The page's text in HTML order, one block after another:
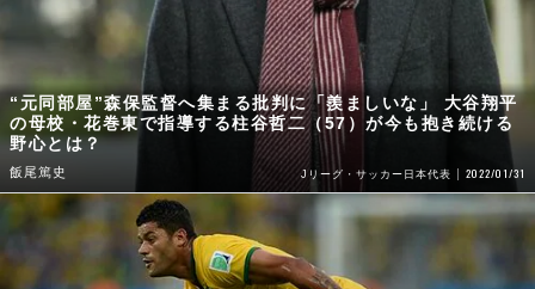
“元同部屋”森保監督へ集まる批判に「羨ましいな」 大谷翔平
の母校・花巻東で指導する柱谷哲二（57）が今も抱き続ける
野心とは？
飯尾篤史 Jリーグ・サッカー日本代表 2022/01/31